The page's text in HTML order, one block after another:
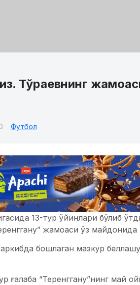
Тўраевнинг
Футбол
13-тур ўйинлари бўлиб
жамоаси ўз майдонида
бошлаган мазкур
ғалаба “Теренггану”нинг май